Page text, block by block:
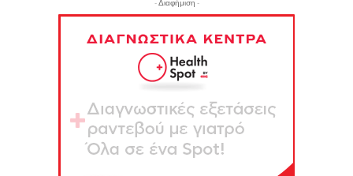
- Διαφήμιση -